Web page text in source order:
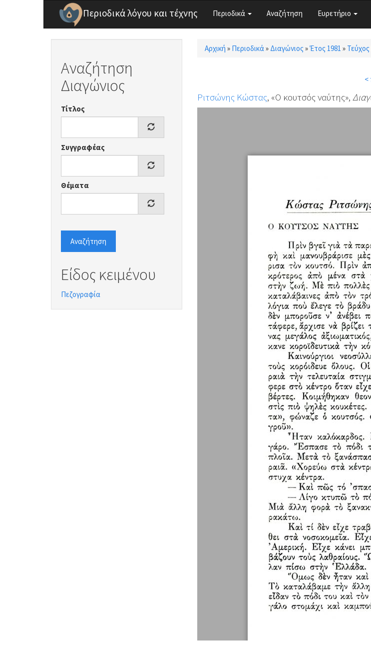
Παράκαμψη προς το κυρίως περιεχόμενο
Περιοδικά λόγου και τέχνης Περιοδικά Αναζήτηση Ευρετήριο
Αναζήτηση
Διαγώνιος
Τίτλος
Συγγραφέας
Θέματα
Αναζήτηση
Είδος κειμένου
Πεζογραφία
Είστε εδώ
Αρχική » Περιοδικά» Διαγώνιος »Έτος 1981 » Τεύχος
<
Ριτσώνης Κώστας, «Ο κουτσός ναύτης»,